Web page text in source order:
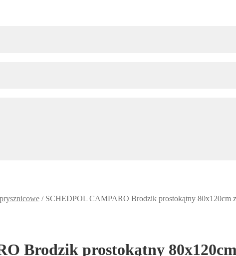
/ SCHEDPOL CAMPARO Brodzik prostokątny 80x120cm
Brodzik prostokątny